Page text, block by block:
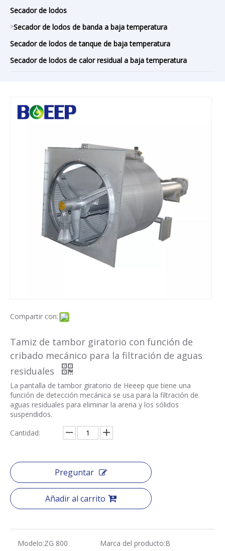
Secador de lodos
>Secador de lodos de banda a baja temperatura
Secador de lodos de tanque de baja temperatura
Secador de lodos de calor residual a baja temperatura
Compartir con:
Tamiz de tambor giratorio con función de
cribado mecánico para la filtración de aguas
residuales
La pantalla de tambor giratorio de Heeep que tiene una
función de detección mecánica se usa para la filtración de
aguas residuales para eliminar la arena y los sólidos
suspendidos.
Cantidad:
Preguntar
Añadir al carrito
Modelo:ZG 800 Marca del producto:B